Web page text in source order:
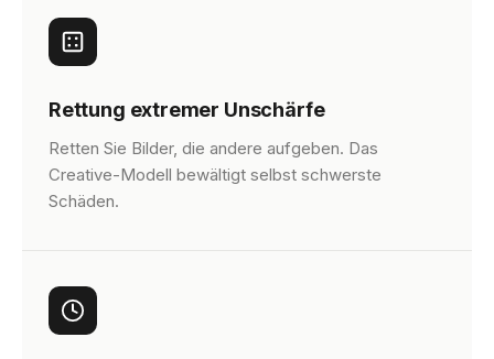
Rettung extremer Unschärfe
Retten Sie Bilder, die andere aufgeben. Das
Creative-Modell bewältigt selbst schwerste
Schäden.